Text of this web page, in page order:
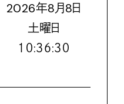
2026年8月8日
土曜日
１０:３６:３２